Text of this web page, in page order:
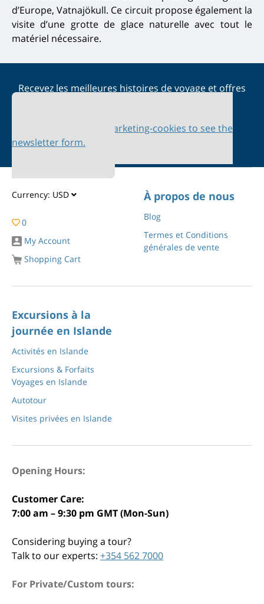
d’Europe, Vatnajökull. Ce circuit propose également la
visite d’une grotte de glace naturelle avec tout le
matériel nécessaire.
Recevez les meilleures histoires de voyage et offres
Please accept marketing-cookies to see the
newsletter form.
Currency: USD
0
My Account
Shopping Cart
À propos de nous
Blog
Termes et Conditions
générales de vente
Excursions à la
journée en Islande
Activités en Islande
Excursions & Forfaits
Voyages en Islande
Autotour
Visites privées en Islande
Opening Hours:
Customer Care:
7:00 am – 9:30 pm GMT (Mon-Sun)
Considering buying a tour?
Talk to our experts: +354 562 7000
For Private/Custom tours: